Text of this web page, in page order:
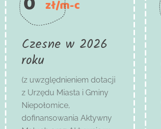
zł/m-c
Czesne w 2026
roku
(z uwzględnieniem dotacji
z Urzędu Miasta i Gminy
Niepołomice,
dofinansowania Aktywny